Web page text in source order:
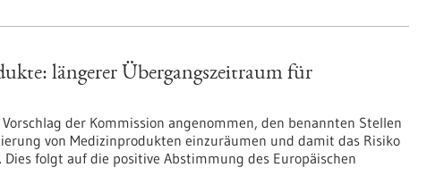
längerer Übergangszeitraum für
der Kommission angenommen, den benannten Stellen
von Medizinprodukten einzuräumen und damit das Risiko
folgt auf die positive Abstimmung des Europäischen